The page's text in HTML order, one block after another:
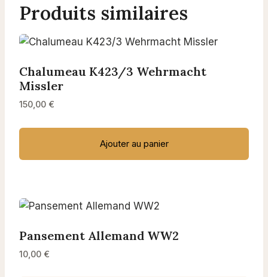
Produits similaires
Chalumeau K423/3 Wehrmacht
Missler
150,00 €
Ajouter au panier
Pansement Allemand WW2
10,00 €